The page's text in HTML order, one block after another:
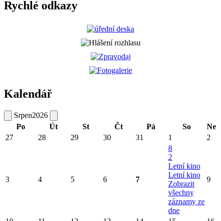
Rychlé odkazy
Kalendář
Srpen2026
Po
Út St Čt Pá So
Ne
27
28 29 30 31 1 2
3 4 5 6 7
8
2
Letní kino
Letní kino
Zobrazit
všechny
záznamy ze
dne
9